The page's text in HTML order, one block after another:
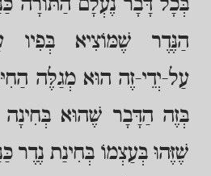
הַנֶּדֶר שֶׁמּוֹצִיא
עַל-יְדֵי-זֶה הוּא מְגַלֶּה
בְּזֶה הַדָּבָר שֶׁהוּא
שֶׁזֶּהוּ בְּעַצְמוֹ בְּחִינַת נֶדֶר